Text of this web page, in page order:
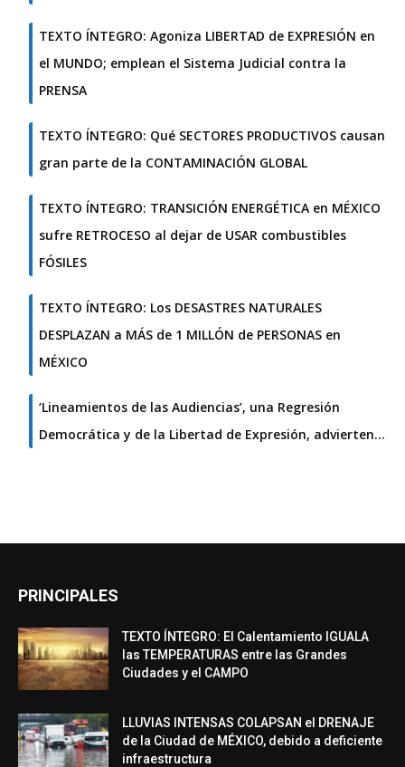
TEXTO ÍNTEGRO: Agoniza LIBERTAD de EXPRESIÓN en
el MUNDO; emplean el Sistema Judicial contra la
PRENSA
TEXTO ÍNTEGRO: Qué SECTORES PRODUCTIVOS causan
gran parte de la CONTAMINACIÓN GLOBAL
TEXTO ÍNTEGRO: TRANSICIÓN ENERGÉTICA en MÉXICO
sufre RETROCESO al dejar de USAR combustibles
FÓSILES
TEXTO ÍNTEGRO: Los DESASTRES NATURALES
DESPLAZAN a MÁS de 1 MILLÓN de PERSONAS en
MÉXICO
‘Lineamientos de las Audiencias’, una Regresión
Democrática y de la Libertad de Expresión, advierten…
PRINCIPALES
TEXTO ÍNTEGRO: El Calentamiento IGUALA
las TEMPERATURAS entre las Grandes
Ciudades y el CAMPO
LLUVIAS INTENSAS COLAPSAN el DRENAJE
de la Ciudad de MÉXICO, debido a deficiente
infraestructura